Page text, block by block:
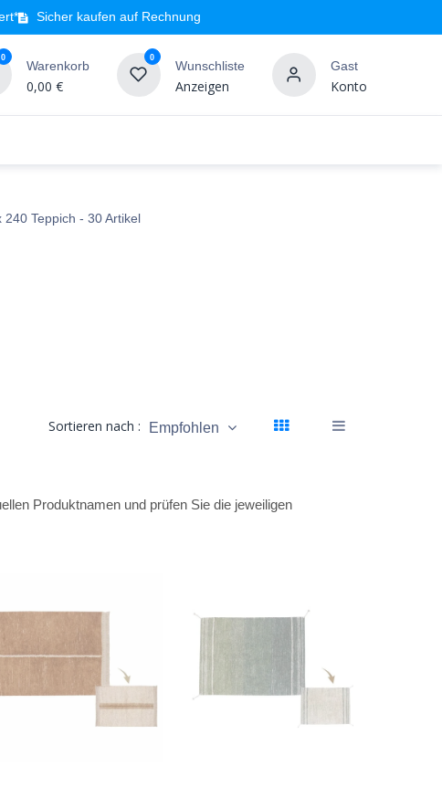
Sicher kaufen auf Rechnung
0
Warenkorb
0,00 €
0
Wunschliste
Anzeigen
Gast
Konto
240 Teppich - 30 Artikel
Sortieren nach : Empfohlen
Produktnamen und prüfen Sie die jeweiligen